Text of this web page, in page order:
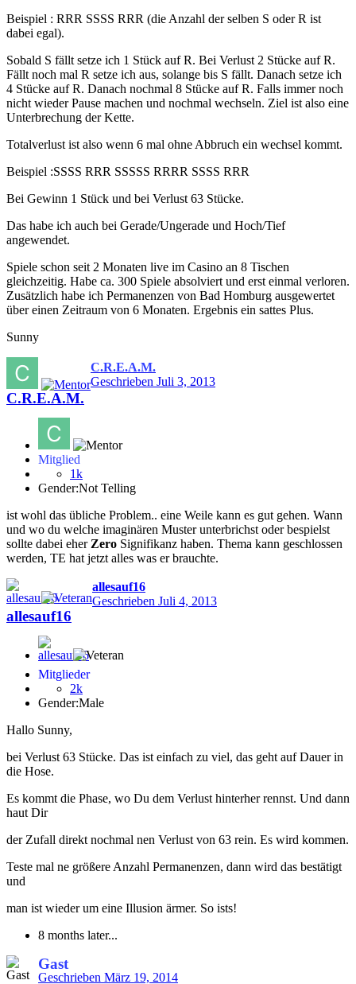
Beispiel : RRR SSSS RRR (die Anzahl der selben S oder R ist
dabei egal).
Sobald S fällt setze ich 1 Stück auf R. Bei Verlust 2 Stücke auf R.
Fällt noch mal R setze ich aus, solange bis S fällt. Danach setze ich
4 Stücke auf R. Danach nochmal 8 Stücke auf R. Falls immer noch
nicht wieder Pause machen und nochmal wechseln. Ziel ist also eine
Unterbrechung der Kette.
Totalverlust ist also wenn 6 mal ohne Abbruch ein wechsel kommt.
Beispiel :SSSS RRR SSSSS RRRR SSSS RRR
Bei Gewinn 1 Stück und bei Verlust 63 Stücke.
Das habe ich auch bei Gerade/Ungerade und Hoch/Tief
angewendet.
Spiele schon seit 2 Monaten live im Casino an 8 Tischen
gleichzeitig. Habe ca. 300 Spiele absolviert und erst einmal verloren.
Zusätzlich habe ich Permanenzen von Bad Homburg ausgewertet
über einen Zeitraum von 6 Monaten. Ergebnis ein sattes Plus.
Sunny
C.R.E.A.M.
Geschrieben Juli 3, 2013
C.R.E.A.M.
Mitglied
1k
Gender:Not Telling
ist wohl das übliche Problem.. eine Weile kann es gut gehen. Wann
und wo du welche imaginären Muster unterbrichst oder bespielst
sollte dabei eher Zero Signifikanz haben. Thema kann geschlossen
werden, TE hat jetzt alles was er brauchte.
allesauf16
Geschrieben Juli 4, 2013
allesauf16
Mitglieder
2k
Gender:Male
Hallo Sunny,
bei Verlust 63 Stücke. Das ist einfach zu viel, das geht auf Dauer in
die Hose.
Es kommt die Phase, wo Du dem Verlust hinterher rennst. Und dann
haut Dir
der Zufall direkt nochmal nen Verlust von 63 rein. Es wird kommen.
Teste mal ne größere Anzahl Permanenzen, dann wird das bestätigt
und
man ist wieder um eine Illusion ärmer. So ists!
8 months later...
Gast
Geschrieben März 19, 2014